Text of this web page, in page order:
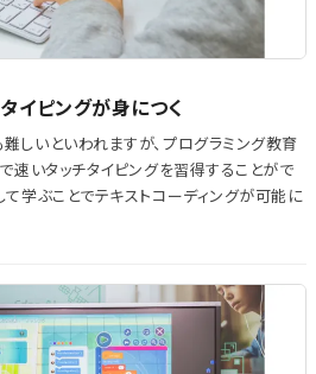
イピングが身につく
しいといわれますが、プログラミング教育
いタッチタイピングを習得することがで
て学ぶことでテキストコーディングが可能に